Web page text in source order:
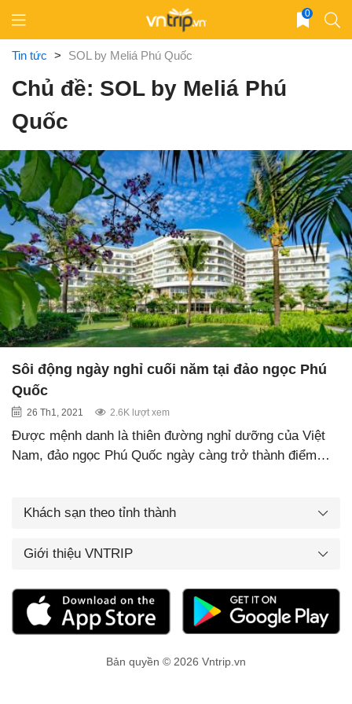
content
0
Tin tức > SOL by Meliá Phú Quốc
Chủ đề: SOL by Meliá Phú
Quốc
Sôi động ngày nghỉ cuối năm tại đảo ngọc Phú
Quốc
26 Th1, 2021 2.6K lượt xem
Được mệnh danh là thiên đường nghỉ dưỡng của Việt
Nam, đảo ngọc Phú Quốc ngày càng trở thành điểm…
Khách sạn theo tỉnh thành
Giới thiệu VNTRIP
Bản quyền © 2026 Vntrip.vn